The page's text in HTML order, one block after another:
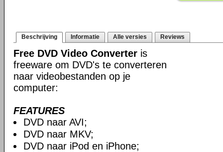
Beschrijving Informatie Alle versies Reviews
Free DVD Video Converter is
freeware om DVD's te converteren
naar videobestanden op je
computer:
FEATURES
DVD naar AVI;
DVD naar MKV;
DVD naar iPod en iPhone;